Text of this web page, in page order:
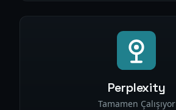
Perplexity
Tamamen Çalışıyor